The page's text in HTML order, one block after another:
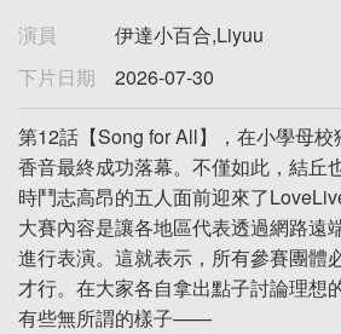
演員
伊達小百合,Liyuu
下片日期
2026-07-30
第12話【Song for All】，在小學母
香音最終成功落幕。不僅如此，結丘
時鬥志高昂的五人面前迎來了
大賽內容是讓各地區代表透過網路遠
進行表演。這就表示，所有參賽團體
才行。在大家各自拿出點子討論理想
有些無所謂的樣子——